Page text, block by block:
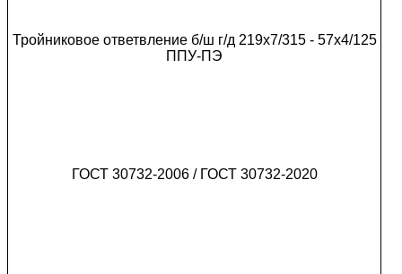
Тройниковое ответвление б/ш г/д 219х7/315 - 57х4/125
ППУ-ПЭ
ГОСТ 30732-2006 / ГОСТ 30732-2020